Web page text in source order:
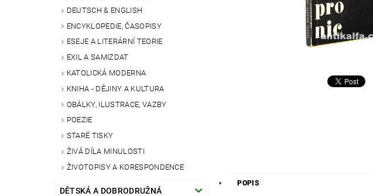
DEUTSCH & ENGLISH
ENCYKLOPEDIE, ČASOPISY
ESEJE A LITERÁRNÍ TEORIE
EXIL A SAMIZDAT
KATOLICKÁ MODERNA
KNIHA - DĚJINY A KULTURA
OBÁLKY, ILUSTRACE, VAZBY
POEZIE
STARÉ TISKY
ŽIVÁ DÍLA MINULOSTI
ŽIVOTOPISY A KORESPONDENCE
DĚTSKÁ A DOBRODRUŽNÁ
POPIS